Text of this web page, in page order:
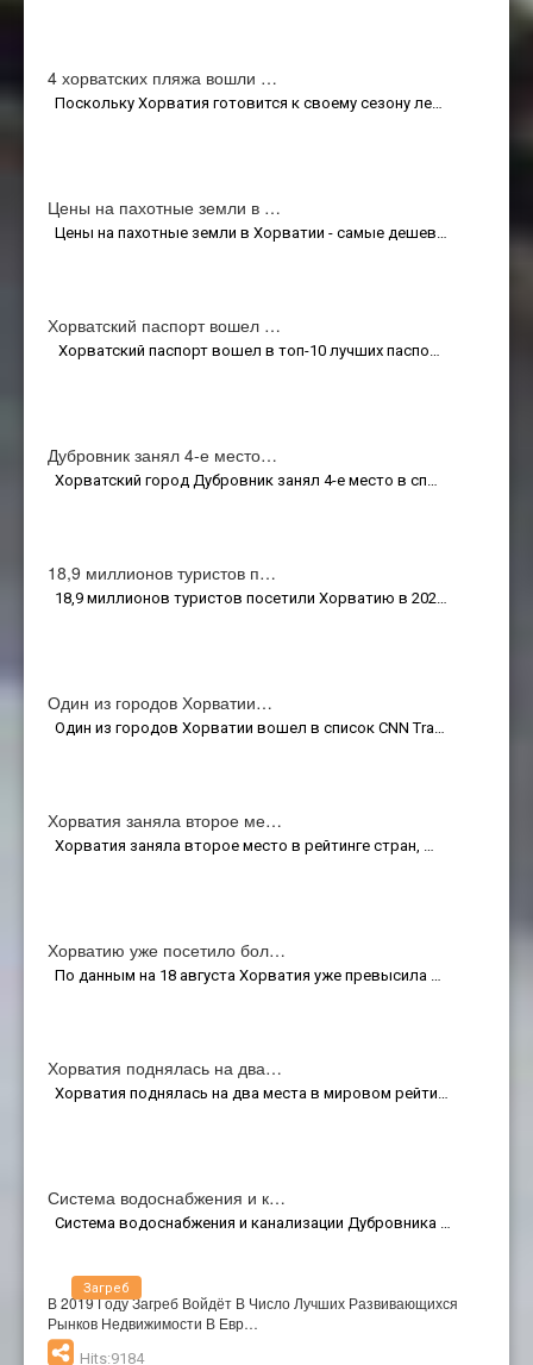
4 хорватских пляжа вошли …
Поскольку Хорватия готовится к своему сезону ле…
Цены на пахотные земли в …
Цены на пахотные земли в Хорватии - самые дешев…
Хорватский паспорт вошел …
Хорватский паспорт вошел в топ-10 лучших паспо…
Дубровник занял 4-е место…
Хорватский город Дубровник занял 4-е место в сп…
18,9 миллионов туристов п…
18,9 миллионов туристов посетили Хорватию в 202…
Один из городов Хорватии…
Один из городов Хорватии вошел в список CNN Tra…
Хорватия заняла второе ме…
Хорватия заняла второе место в рейтинге стран, …
Хорватию уже посетило бол…
По данным на 18 августа Хорватия уже превысила …
Хорватия поднялась на два…
Хорватия поднялась на два места в мировом рейти…
Система водоснабжения и к…
Система водоснабжения и канализации Дубровника …
В 2019 Году Загреб Войдёт В Число Лучших Развивающихся
Рынков Недвижимости В Евр…
Hits:9184
Загреб